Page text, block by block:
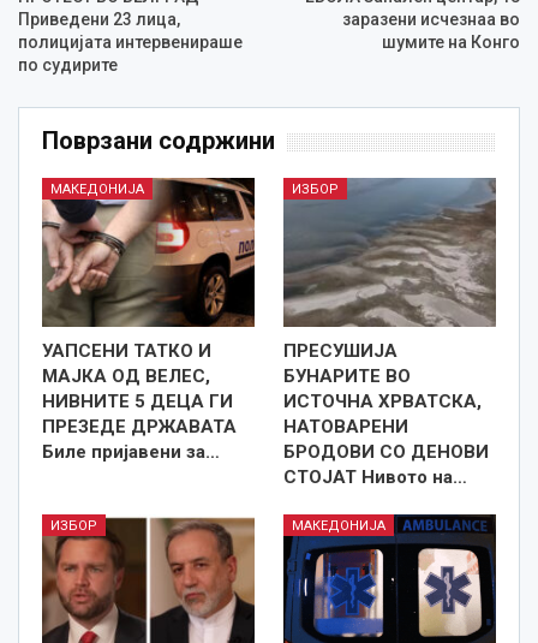
Приведени 23 лица,
полицијата интервенираше
по судирите
заразени исчезнаа во
шумите на Конго
Поврзани содржини
МАКЕДОНИЈА
УАПСЕНИ ТАТКО И
МАЈКА ОД ВЕЛЕС,
НИВНИТЕ 5 ДЕЦА ГИ
ПРЕЗЕДЕ ДРЖАВАТА
Биле пријавени за…
ИЗБОР
ПРЕСУШИЈА
БУНАРИТЕ ВО
ИСТОЧНА ХРВАТСКА,
НАТОВАРЕНИ
БРОДОВИ СО ДЕНОВИ
СТОЈАТ Нивото на…
ИЗБОР МАКЕДОНИЈА